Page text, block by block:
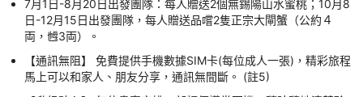
7月1日-8月20日出發團隊：每人贈送2個無錫陽山水蜜桃；10月8
日-12月15日出發團隊，每人贈送品嚐2隻正宗大閘蟹（公約４
両，乸3両）。
【通訊無阻】 免費提供手機數據SIM卡(每位成人一張)，精彩旅程
馬上可以和家人、朋友分享，通訊無間斷。 (註5)